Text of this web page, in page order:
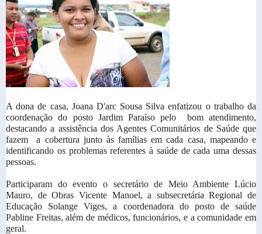
A dona de casa, Joana D'arc Sousa Silva enfatizou o trabalho da
coordenação do posto Jardim Paraíso pelo bom atendimento,
destacando a assistência dos Agentes Comunitários de Saúde que
fazem a cobertura junto às famílias em cada casa, mapeando e
identificando os problemas referentes à saúde de cada uma dessas
pessoas.
Participaram do evento o secretário de Meio Ambiente Lúcio
Mauro, de Obras Vicente Manoel, a subsecretária Regional de
Educação Solange Viges, a coordenadora do posto de saúde
Pabline Freitas, além de médicos, funcionários, e a comunidade em
geral.